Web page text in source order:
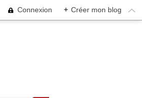
Connexion + Créer mon blog